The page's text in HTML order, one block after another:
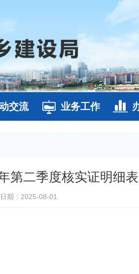
交流 业务工作
第二季度核实证明细表
日期：2025-08-01